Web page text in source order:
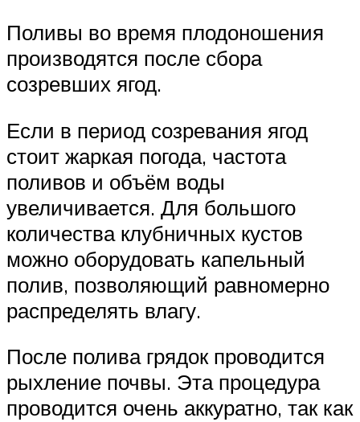
Поливы во время плодоношения
производятся после сбора
созревших ягод.
Если в период созревания ягод
стоит жаркая погода, частота
поливов и объём воды
увеличивается. Для большого
количества клубничных кустов
можно оборудовать капельный
полив, позволяющий равномерно
распределять влагу.
После полива грядок проводится
рыхление почвы. Эта процедура
проводится очень аккуратно, так как